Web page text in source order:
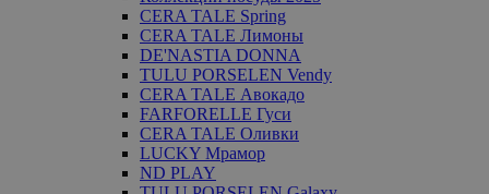
CERA TALE Spring
CERA TALE Лимоны
DE'NASTIA DONNA
TULU PORSELEN Vendy
CERA TALE Авокадо
FARFORELLE Гуси
CERA TALE Оливки
LUCKY Мрамор
ND PLAY